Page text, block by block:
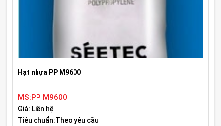
Hạt nhựa PP M9600
MS:PP M9600
Giá: Liên hệ
Tiêu chuẩn:Theo yêu cầu